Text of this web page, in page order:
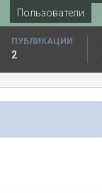
Пользователи
ПУБЛИКАЦИИ
2